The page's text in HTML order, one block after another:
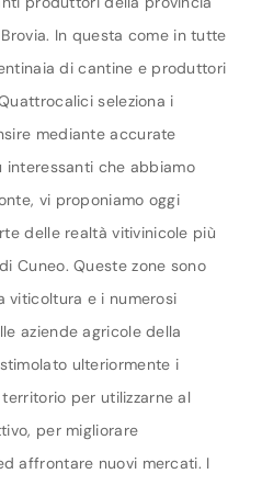
In questa come in tutte
di cantine e produttori
seleziona i
mediante accurate
interessanti che abbiamo
vi proponiamo oggi
delle realtà vitivinicole più
Cuneo. Queste zone sono
viticoltura e i numerosi
aziende agricole della
ulteriormente i
per utilizzarne al
per migliorare
affrontare nuovi mercati. I